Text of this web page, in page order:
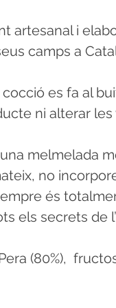
artesanal i
camps a
es fa al
ni alterar
melmelada
no
és
els secrets de
(80%),